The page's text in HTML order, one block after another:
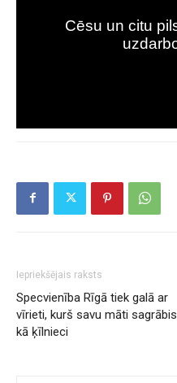
Iepriekšējais raksts
Specvienība Rīgā tiek galā ar
vīrieti, kurš savu māti sagrābis
kā ķīlnieci